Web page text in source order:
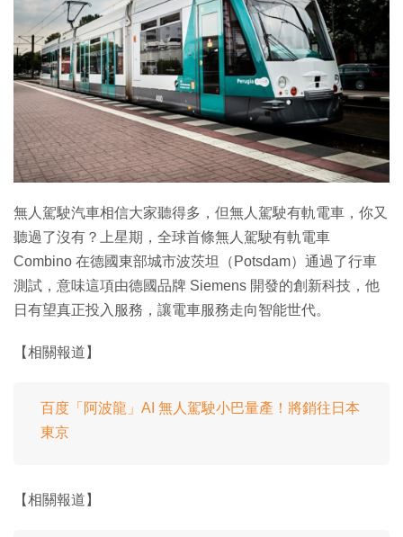
生成式AI與雲端應用
Enterprise Digital Transformation
特集
無人駕駛汽車相信大家聽得多，但無人駕駛有軌電車，你又
聽過了沒有？上星期，全球首條無人駕駛有軌電車
Combino 在德國東部城市波茨坦（Potsdam）通過了行車
測試，意味這項由德國品牌 Siemens 開發的創新科技，他
日有望真正投入服務，讓電車服務走向智能世代。
【相關報道】
百度「阿波龍」AI 無人駕駛小巴量產！將銷往日本
東京
【相關報道】